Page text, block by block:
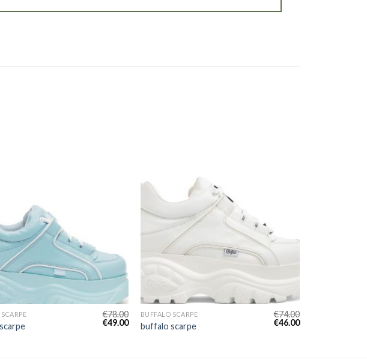
€78.00
€49.00
BUFFALO SCARPE
buffalo scarpe
€74.00
€46.00